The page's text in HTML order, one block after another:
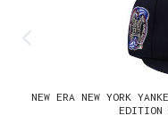
NEW ERA NEW YORK
EDITION